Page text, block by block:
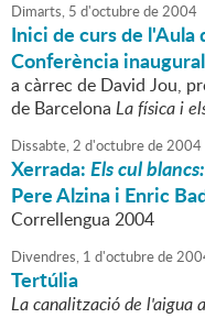
Dimarts, 5 d'octubrede2004
Inici de curs de
Conferència inaugural
a càrrec de David Jou,
de Barcelona La física i
Dissabte,2 d'octubrede2004
Xerrada:Els cul
Pere Alzina i Enric
Correllengua 2004
Divendres, 1 d'octubrede
Tertúlia
La canalització de l'aigua